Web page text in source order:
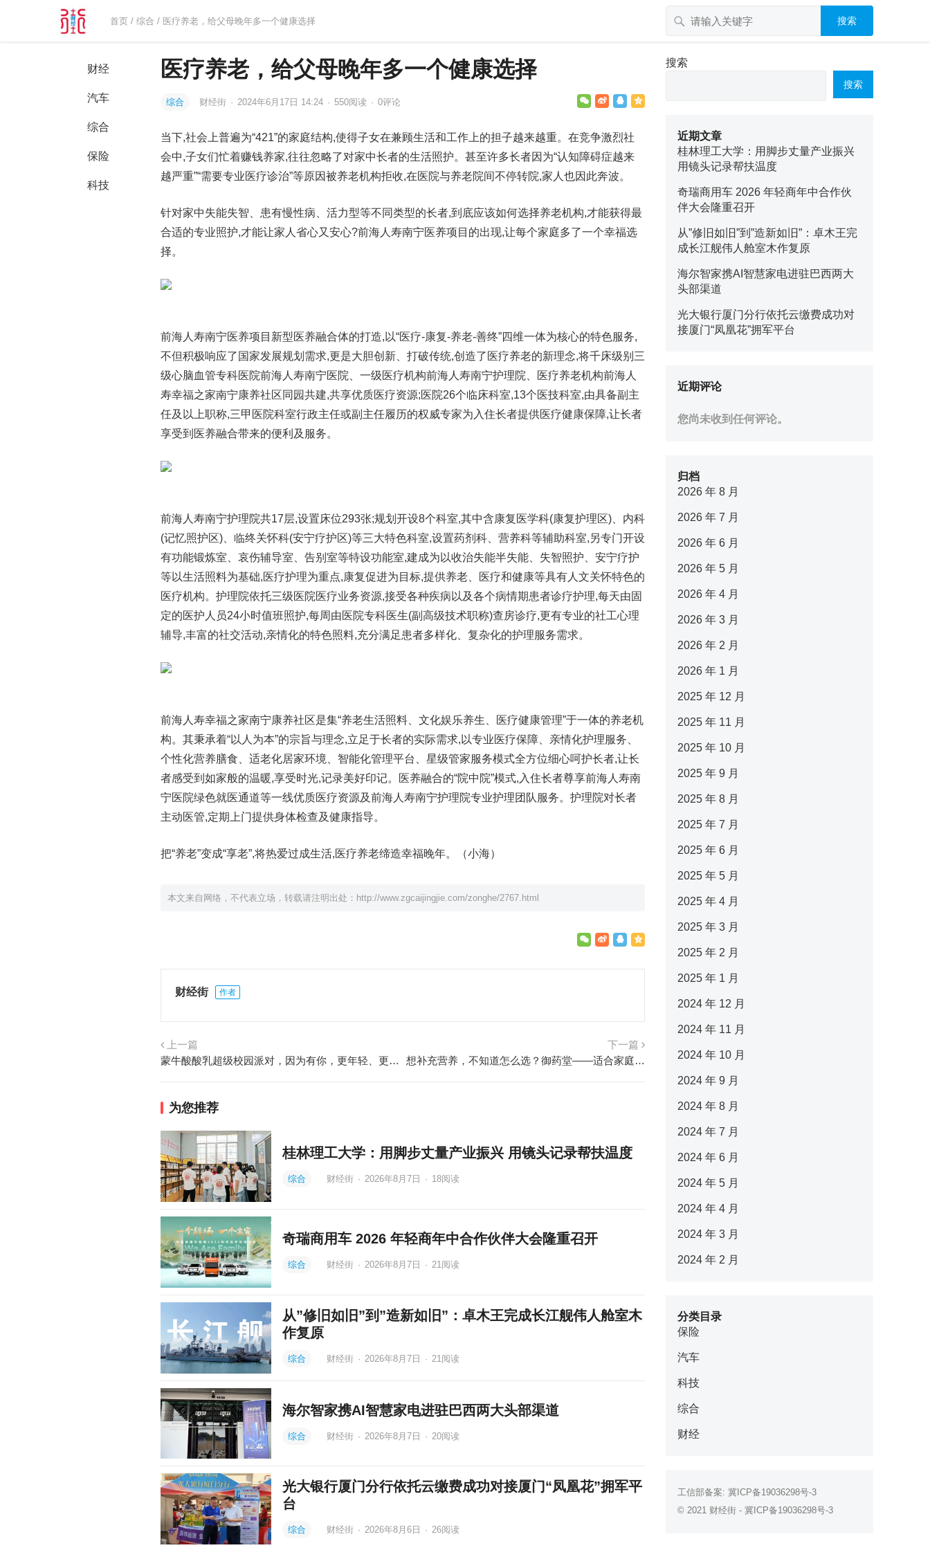
首页 /综合 / 医疗养老，给父母晚年多一个健康选择 搜索
财经
汽车
综合
保险
科技
医疗养老，给父母晚年多一个健康选择
综合 财经街 · 2024年6月17日 14:24 · 550阅读 · 0评论
当下,社会上普遍为“421”的家庭结构,使得子女在兼顾生活和工作上的担子越来越重。在竞争激烈社
会中,子女们忙着赚钱养家,往往忽略了对家中长者的生活照护。甚至许多长者因为“认知障碍症越来
越严重”“需要专业医疗诊治”等原因被养老机构拒收,在医院与养老院间不停转院,家人也因此奔波。
针对家中失能失智、患有慢性病、活力型等不同类型的长者,到底应该如何选择养老机构,才能获得最
合适的专业照护,才能让家人省心又安心?前海人寿南宁医养项目的出现,让每个家庭多了一个幸福选
择。
前海人寿南宁医养项目新型医养融合体的打造,以“医疗-康复-养老-善终”四维一体为核心的特色服务,
不但积极响应了国家发展规划需求,更是大胆创新、打破传统,创造了医疗养老的新理念,将千床级别三
级心脑血管专科医院前海人寿南宁医院、一级医疗机构前海人寿南宁护理院、医疗养老机构前海人
寿幸福之家南宁康养社区同园共建,共享优质医疗资源;医院26个临床科室,13个医技科室,由具备副主
任及以上职称,三甲医院科室行政主任或副主任履历的权威专家为入住长者提供医疗健康保障,让长者
享受到医养融合带来的便利及服务。
前海人寿南宁护理院共17层,设置床位293张;规划开设8个科室,其中含康复医学科(康复护理区)、内科
(记忆照护区)、临终关怀科(安宁疗护区)等三大特色科室,设置药剂科、营养科等辅助科室,另专门开设
有功能锻炼室、哀伤辅导室、告别室等特设功能室,建成为以收治失能半失能、失智照护、安宁疗护
等以生活照料为基础,医疗护理为重点,康复促进为目标,提供养老、医疗和健康等具有人文关怀特色的
医疗机构。护理院依托三级医院医疗业务资源,接受各种疾病以及各个病情期患者诊疗护理,每天由固
定的医护人员24小时值班照护,每周由医院专科医生(副高级技术职称)查房诊疗,更有专业的社工心理
辅导,丰富的社交活动,亲情化的特色照料,充分满足患者多样化、复杂化的护理服务需求。
前海人寿幸福之家南宁康养社区是集“养老生活照料、文化娱乐养生、医疗健康管理”于一体的养老机
构。其秉承着“以人为本”的宗旨与理念,立足于长者的实际需求,以专业医疗保障、亲情化护理服务、
个性化营养膳食、适老化居家环境、智能化管理平台、星级管家服务模式全方位细心呵护长者,让长
者感受到如家般的温暖,享受时光,记录美好印记。医养融合的“院中院”模式,入住长者尊享前海人寿南
宁医院绿色就医通道等一线优质医疗资源及前海人寿南宁护理院专业护理团队服务。护理院对长者
主动医管,定期上门提供身体检查及健康指导。
把“养老”变成“享老”,将热爱过成生活,医疗养老缔造幸福晚年。（小海）
本文来自网络，不代表立场，转载请注明出处： http://www.zgcaijingjie.com/zonghe/2767.html
财经街 作者
上一篇
蒙牛酸酸乳超级校园派对，因为有你，更年轻、更肆意
下一篇
想补充营养，不知道怎么选？御药堂——适合家庭吃的保健品牌
为您推荐
桂林理工大学：用脚步丈量产业振兴 用镜头记录帮扶温度
综合 财经街 · 2026年8月7日 · 18阅读
奇瑞商用车 2026 年轻商年中合作伙伴大会隆重召开
综合 财经街 · 2026年8月7日 · 21 阅读
从”修旧如旧”到”造新如旧”：卓木王完成长江舰伟人舱室木
作复原
综合 财经街 · 2026年8月7日 · 21 阅读
海尔智家携AI智慧家电进驻巴西两大头部渠道
综合 财经街 · 2026年8月7日 · 20阅读
光大银行厦门分行依托云缴费成功对接厦门“凤凰花”拥军平
台
综合 财经街 · 2026年8月6日 · 26阅读
搜索
搜索
近期文章
桂林理工大学：用脚步丈量产业振兴
用镜头记录帮扶温度
奇瑞商用车 2026 年轻商年中合作伙
伴大会隆重召开
从”修旧如旧”到”造新如旧”：卓木王完
成长江舰伟人舱室木作复原
海尔智家携AI智慧家电进驻巴西两大
头部渠道
光大银行厦门分行依托云缴费成功对
接厦门“凤凰花”拥军平台
近期评论
您尚未收到任何评论。
归档
2026 年 8 月
2026 年 7 月
2026 年 6 月
2026 年 5 月
2026 年 4 月
2026 年 3 月
2026 年 2 月
2026 年 1 月
2025 年 12 月
2025 年 11 月
2025 年 10 月
2025 年 9 月
2025 年 8 月
2025 年 7 月
2025 年 6 月
2025 年 5 月
2025 年 4 月
2025 年 3 月
2025 年 2 月
2025 年 1 月
2024 年 12 月
2024 年 11 月
2024 年 10 月
2024 年 9 月
2024 年 8 月
2024 年 7 月
2024 年 6 月
2024 年 5 月
2024 年 4 月
2024 年 3 月
2024 年 2 月
分类目录
保险
汽车
科技
综合
财经
工信部备案: 冀ICP备19036298号-3
© 2021 财经街 - 冀ICP备19036298号-3